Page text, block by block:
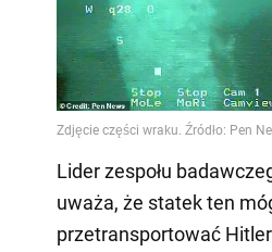
Lider zespołu
uważa, że statek ten
przetransportować